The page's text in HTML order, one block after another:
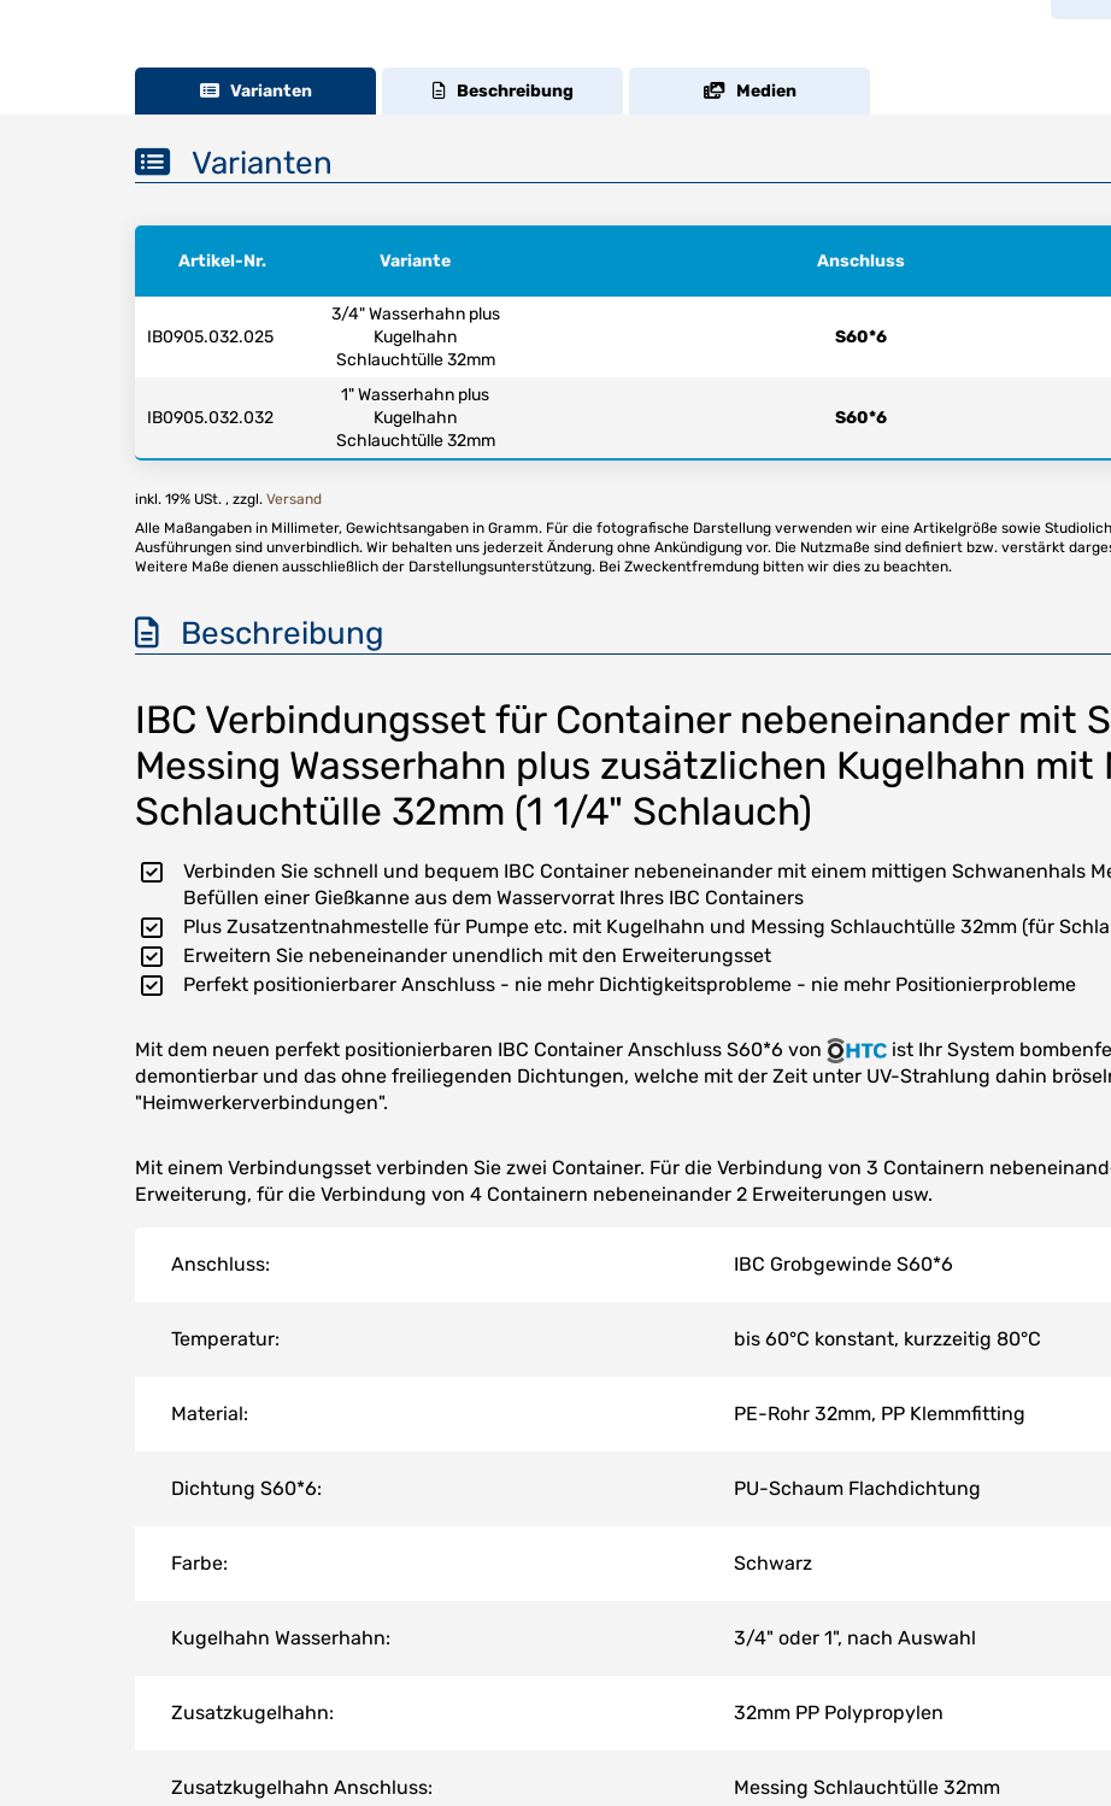
Varianten Beschreibung Medien
Varianten
Artikel-Nr. Variante Anschluss
IB0905.032.025
3/4" Wasserhahn plus
Kugelhahn
Schlauchtülle 32mm
S60*6
IB0905.032.032
1" Wasserhahn plus
Kugelhahn
Schlauchtülle 32mm
S60*6
inkl. 19% USt. , zzgl. Versand
Alle Maßangaben in Millimeter, Gewichtsangaben in Gramm. Für die fotografische Darstellung verwenden wir eine Artikelgröße sowie
Ausführungen sind unverbindlich. Wir behalten uns jederzeit Änderung ohne Ankündigung vor. Die Nutzmaße sind definiert bzw. verstärkt
Weitere Maße dienen ausschließlich der Darstellungsunterstützung. Bei Zweckentfremdung bitten wir dies zu beachten.
Beschreibung
IBC Verbindungsset für Container nebeneinander mit
Messing Wasserhahn plus zusätzlichen Kugelhahn mit
Schlauchtülle 32mm (1 1/4" Schlauch)
Verbinden Sie schnell und bequem IBC Container nebeneinander mit einem mittigen Schwanenhals
Befüllen einer Gießkanne aus dem Wasservorrat Ihres IBC Containers
Plus Zusatzentnahmestelle für Pumpe etc. mit Kugelhahn und Messing Schlauchtülle 32mm (für
Erweitern Sie nebeneinander unendlich mit den Erweiterungsset
Perfekt positionierbarer Anschluss - nie mehr Dichtigkeitsprobleme - nie mehr Positionierprobleme
Mit dem neuen perfekt positionierbaren IBC Container Anschluss S60*6 von
ist Ihr System
demontierbar und das ohne freiliegenden Dichtungen, welche mit der Zeit unter UV-Strahlung dahin
"Heimwerkerverbindungen".
Mit einem Verbindungsset verbinden Sie zwei Container. Für die Verbindung von 3 Containern
Erweiterung, für die Verbindung von 4 Containern nebeneinander 2 Erweiterungen usw.
Anschluss: IBC Grobgewinde S60*6
Temperatur: bis 60°C konstant, kurzzeitig 80°C
Material: PE-Rohr 32mm, PP Klemmfitting
Dichtung S60*6: PU-Schaum Flachdichtung
Farbe: Schwarz
Kugelhahn Wasserhahn: 3/4" oder 1", nach Auswahl
Zusatzkugelhahn: 32mm PP Polypropylen
Zusatzkugelhahn Anschluss: Messing Schlauchtülle 32mm